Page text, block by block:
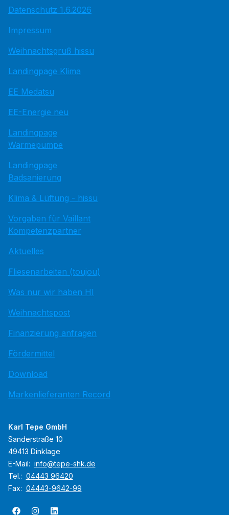
Datenschutz 1.6.2026
Impressum
Weihnachtsgruß hissu
Landingpage Klima
EE Medatsu
EE-Energie neu
Landingpage
Wärmepumpe
Landingpage
Badsanierung
Klima & Lüftung - hissu
Vorgaben für Vaillant
Kompetenzpartner
Aktuelles
Fliesenarbeiten (toujou)
Was nur wir haben HI
Weihnachtspost
Finanzierung anfragen
Fördermittel
Download
Markenlieferanten Record
Karl Tepe GmbH
Sanderstraße 10
49413 Dinklage
E-Mail: info@tepe-shk.de
Tel.: 04443 96420
Fax: 04443-9642-99